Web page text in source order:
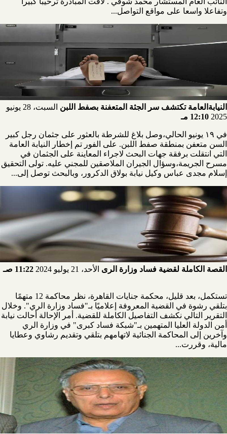
وتفاعلا واسعا على مواقع التواصل...
النيابةالعامة تكتشف سر الجثة المتعفنة بصفط اللبن
السبت، 28 يونيو
2025 12:10 مـ
في ١٩ يونيو الحالي،وصل بلاغ للشرطة بالعثور على جثمان رجل كبير
السن متعفن بمنطقة صفط اللبن. على الفور تم إخطار النيابة العامة
التي انتقلت برفقة جهات البحث لاجراء المعاينة على الجثمان في
مسرح الجريمة،وسؤال الجيران الملاصقين للمجني عليه. تولى التحقيق
إسلام مجدى عباس وكيل نيابة بولاق الدكرور، وبالبحث توصل إلى...
القصة الكاملة لقضية فساد وزارة الرى الأحد، 21 يوليو 2024 11:22 صـ
تستكمل، بعد قليل، محكمة جنايات القاهرة، نظر محاكمة 12 متهمًا
بتلقي رشوة في القضية المعروفة إعلاميًا بـ"فساد وزارة الري". وخلال
التقرير التالي نكشف التفاصيل الكاملة للقضية. أمر الإحالة أحالت نيابة
أمن الدولة العليا المتهمين بـ"شبكة فساد كبرى" في وزارة الري
وآخرين إلى المحاكمة الجنائية لاتهامهم بتلقي وتقديم رشاوي وعطايا
مالية، وقررت...